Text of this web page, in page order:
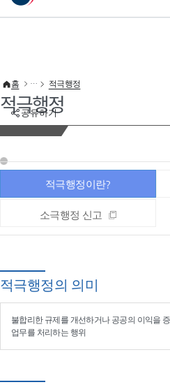
이 누리집은 대한민국 공식 전자정부 누리집입니다.
공유하기
홈 적극행정
적극행정
적극행정이란?
소극행정 신고
적극행정의 의미
불합리한 규제를 개선하거나 공공의 이익을
업무를 처리하는 행위